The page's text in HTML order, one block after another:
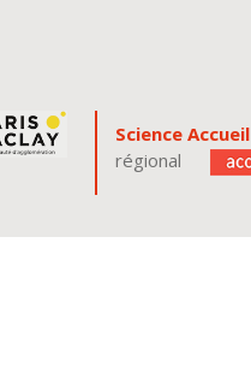
Science Accueil
régional